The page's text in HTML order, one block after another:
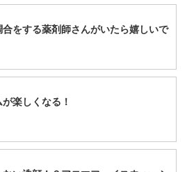
合をする薬剤師さんがいたら嬉しいで
楽しくなる！